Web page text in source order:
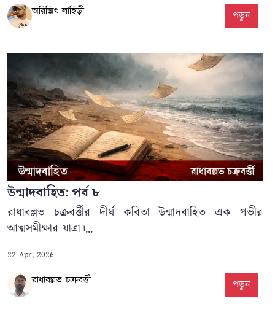
অরিজিৎ লাহিড়ী পড়ুন
উন্মাদবাহিত: পর্ব ৮
রাধাবল্লভ চক্রবর্ত্তীর দীর্ঘ কবিতা উন্মাদবাহিত এক গভীর
আত্মসমীক্ষার যাত্রা।...
22 Apr, 2026
রাধাবল্লভ চক্রবর্ত্তী পড়ুন